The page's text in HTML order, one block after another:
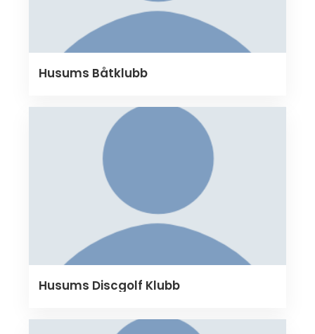
Husums Båtklubb
Husums Discgolf Klubb